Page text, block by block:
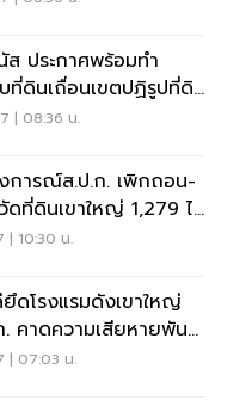
ส ประกาศพร้อมทำ
ที่ดินเถื่อนเขตปฏิรูปที่ดิน
| 08:36 น.
การณ์ส.ป.ก. เพิกถอน-
ดที่ดินเขาใหญ่ 1,279 ไร่
| 10:30 น.
ดโรงแรมดังเขาใหญ่
คาดความเสียหายพัน
| 07:03 น.